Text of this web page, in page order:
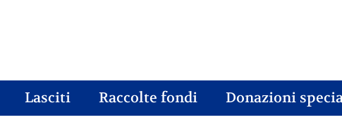
Lasciti Raccolte fondi Donazioni